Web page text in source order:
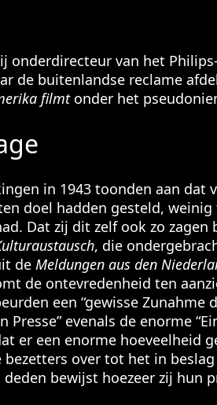
onderdirecteur van het
de buitenlandse reclame
filmtonder het
in 1943 toonden aan dat
doel hadden gesteld,
Dat zij dit zelf ook zo
, die
de Meldungen aus den
de ontevredenheid ten
een “gewisse
Presse” evenals de enorme
er een enorme hoeveelheid
bezetters over tot het in
bewijst hoezeer zij hun